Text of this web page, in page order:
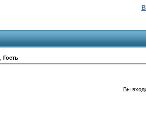
Гость
Вы